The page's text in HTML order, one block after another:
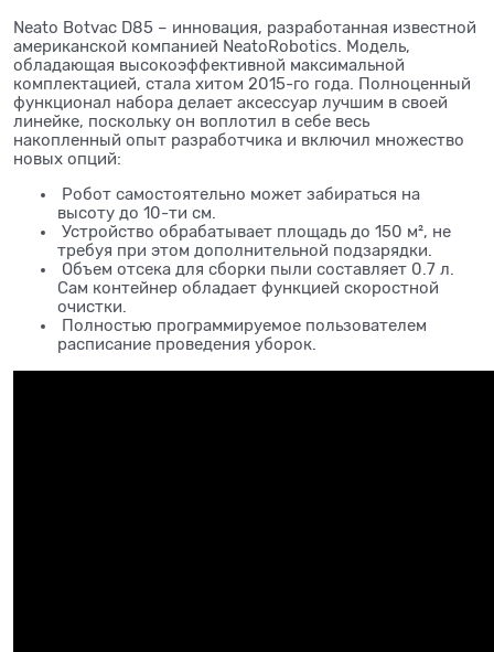
Neato Botvac D85 – инновация, разработанная известной
американской компанией NeatoRobotics. Модель,
обладающая высокоэффективной максимальной
комплектацией, стала хитом 2015-го года. Полноценный
функционал набора делает аксессуар лучшим в своей
линейке, поскольку он воплотил в себе весь
накопленный опыт разработчика и включил множество
новых опций:
Робот самостоятельно может забираться на
высоту до 10-ти см.
Устройство обрабатывает площадь до 150 м², не
требуя при этом дополнительной подзарядки.
Объем отсека для сборки пыли составляет 0.7 л.
Сам контейнер обладает функцией скоростной
очистки.
Полностью программируемое пользователем
расписание проведения уборок.